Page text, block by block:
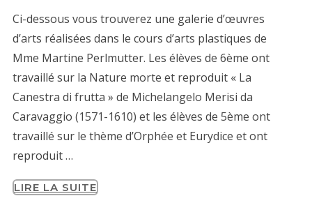
Ci-dessous vous trouverez une galerie d’œuvres
d’arts réalisées dans le cours d’arts plastiques de
Mme Martine Perlmutter. Les élèves de 6ème ont
travaillé sur la Nature morte et reproduit « La
Canestra di frutta » de Michelangelo Merisi da
Caravaggio (1571-1610) et les élèves de 5ème ont
travaillé sur le thème d’Orphée et Eurydice et ont
reproduit …
LIRE LA SUITE